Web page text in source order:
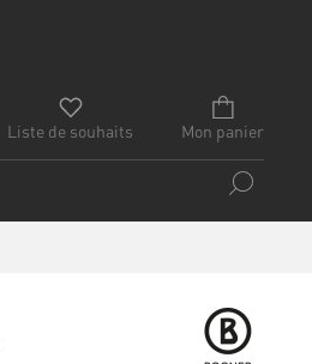
Mon panier
Liste de souhaits